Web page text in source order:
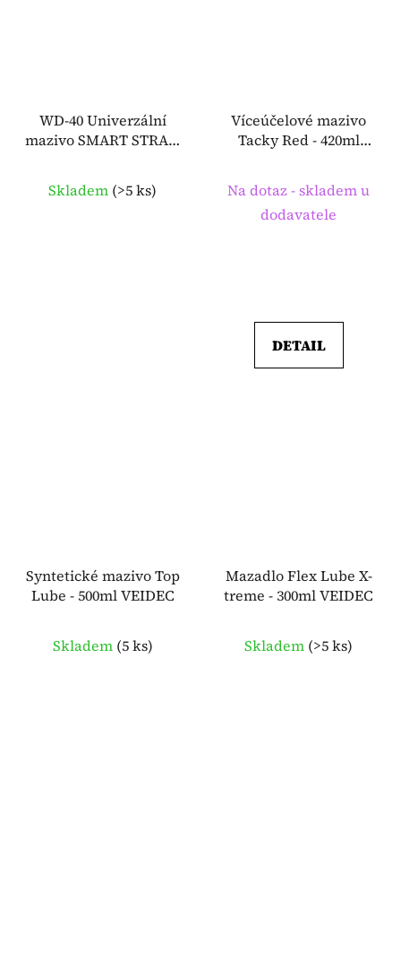
WD-40 Univerzální
mazivo SMART STRAW
Skladem (>5 ks)
Víceúčelové mazivo
Tacky Red - 420ml
Na dotaz - skladem u
dodavatele
DETAIL
Syntetické mazivo Top
Lube - 500ml VEIDEC
Skladem (5 ks)
Mazadlo Flex Lube X-
treme - 300ml VEIDEC
Skladem (>5 ks)